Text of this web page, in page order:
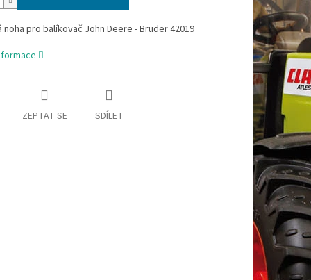
noha pro balíkovač John Deere - Bruder 42019
ZEPTAT SE SDÍLET